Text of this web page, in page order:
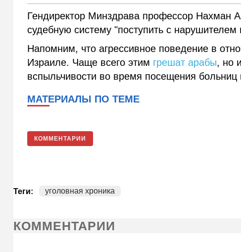
Гендиректор Минздрава профессор Нахман
судебную систему "поступить с нарушителем
Напомним, что агрессивное поведение в
Израиле. Чаще всего этим грешат арабы, но
вспыльчивости во время посещения больниц
МАТЕРИАЛЫ ПО ТЕМЕ
КОММЕНТАРИИ
Теги: уголовная хроника
КОММЕНТАРИИ